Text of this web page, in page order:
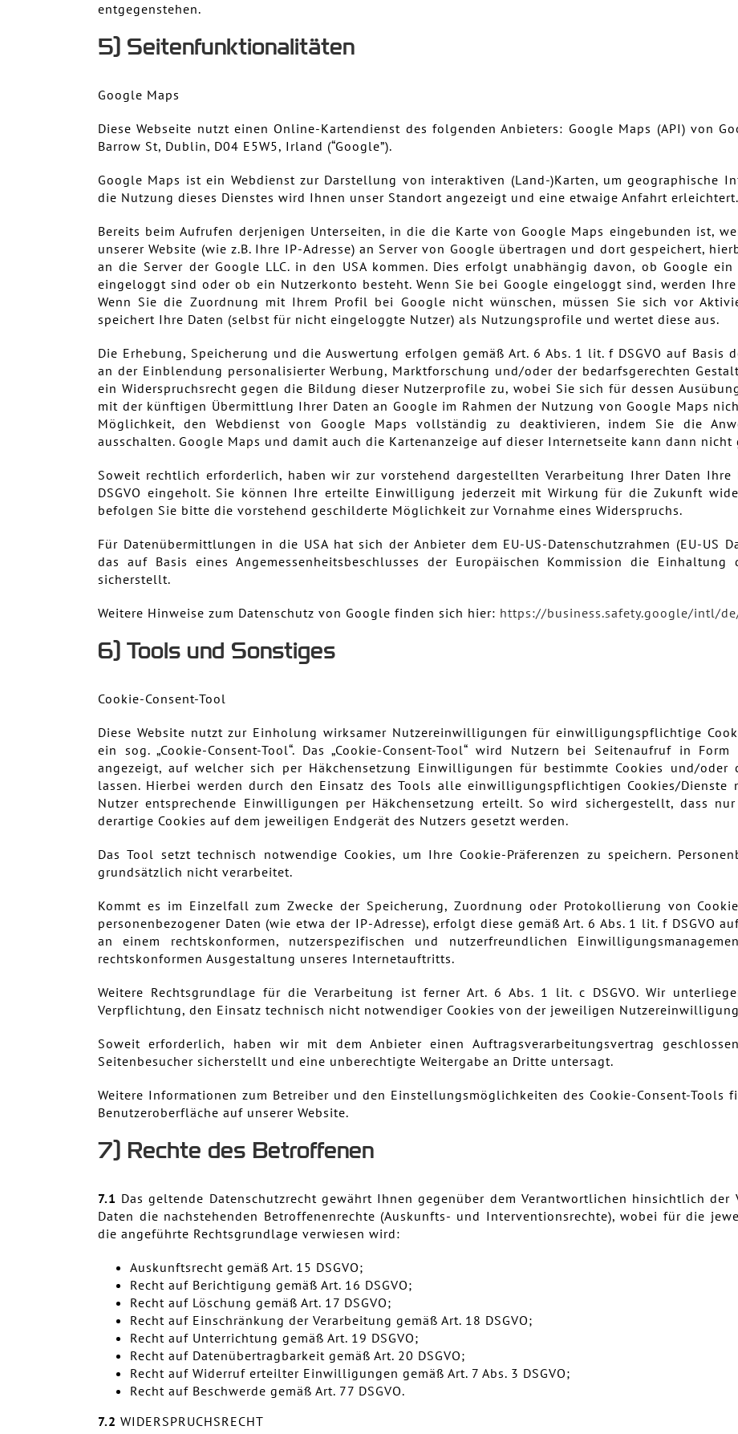
entgegenstehen.
5) Seitenfunktionalitäten
Google Maps
Diese Webseite nutzt einen Online-Kartendienst des folgenden Anbieters: Google Maps (API) von
Barrow St, Dublin, D04 E5W5, Irland (“Google”).
Google Maps ist ein Webdienst zur Darstellung von interaktiven (Land-)Karten, um geographische
die Nutzung dieses Dienstes wird Ihnen unser Standort angezeigt und eine etwaige Anfahrt erleichtert.
Bereits beim Aufrufen derjenigen Unterseiten, in die die Karte von Google Maps eingebunden ist,
unserer Website (wie z.B. Ihre IP-Adresse) an Server von Google übertragen und dort gespeichert,
an die Server der Google LLC. in den USA kommen. Dies erfolgt unabhängig davon, ob Google
eingeloggt sind oder ob ein Nutzerkonto besteht. Wenn Sie bei Google eingeloggt sind, werden
Wenn Sie die Zuordnung mit Ihrem Profil bei Google nicht wünschen, müssen Sie sich vor
speichert Ihre Daten (selbst für nicht eingeloggte Nutzer) als Nutzungsprofile und wertet diese aus.
Die Erhebung, Speicherung und die Auswertung erfolgen gemäß Art. 6 Abs. 1 lit. f DSGVO auf Basis
an der Einblendung personalisierter Werbung, Marktforschung und/oder der bedarfsgerechten
ein Widerspruchsrecht gegen die Bildung dieser Nutzerprofile zu, wobei Sie sich für dessen
mit der künftigen Übermittlung Ihrer Daten an Google im Rahmen der Nutzung von Google Maps
Möglichkeit, den Webdienst von Google Maps vollständig zu deaktivieren, indem Sie die
ausschalten. Google Maps und damit auch die Kartenanzeige auf dieser Internetseite kann dann nicht
Soweit rechtlich erforderlich, haben wir zur vorstehend dargestellten Verarbeitung Ihrer Daten
DSGVO eingeholt. Sie können Ihre erteilte Einwilligung jederzeit mit Wirkung für die Zukunft
befolgen Sie bitte die vorstehend geschilderte Möglichkeit zur Vornahme eines Widerspruchs.
Für Datenübermittlungen in die USA hat sich der Anbieter dem EU-US-Datenschutzrahmen (EU-US
das auf Basis eines Angemessenheitsbeschlusses der Europäischen Kommission die Einhaltung
sicherstellt.
Weitere Hinweise zum Datenschutz von Google finden sich hier: https://business.safety.google/intl/de
6) Tools und Sonstiges
Cookie-Consent-Tool
Diese Website nutzt zur Einholung wirksamer Nutzereinwilligungen für einwilligungspflichtige
ein sog. „Cookie-Consent-Tool“. Das „Cookie-Consent-Tool“ wird Nutzern bei Seitenaufruf in
angezeigt, auf welcher sich per Häkchensetzung Einwilligungen für bestimmte Cookies und/oder
lassen. Hierbei werden durch den Einsatz des Tools alle einwilligungspflichtigen Cookies/
Nutzer entsprechende Einwilligungen per Häkchensetzung erteilt. So wird sichergestellt, dass
derartige Cookies auf dem jeweiligen Endgerät des Nutzers gesetzt werden.
Das Tool setzt technisch notwendige Cookies, um Ihre Cookie-Präferenzen zu speichern.
grundsätzlich nicht verarbeitet.
Kommt es im Einzelfall zum Zwecke der Speicherung, Zuordnung oder Protokollierung von
personenbezogener Daten (wie etwa der IP-Adresse), erfolgt diese gemäß Art. 6 Abs. 1 lit. f DSGVO
an einem rechtskonformen, nutzerspezifischen und nutzerfreundlichen
rechtskonformen Ausgestaltung unseres Internetauftritts.
Weitere Rechtsgrundlage für die Verarbeitung ist ferner Art. 6 Abs. 1 lit. c DSGVO. Wir
Verpflichtung, den Einsatz technisch nicht notwendiger Cookies von der jeweiligen
Soweit erforderlich, haben wir mit dem Anbieter einen Auftragsverarbeitungsvertrag
Seitenbesucher sicherstellt und eine unberechtigte Weitergabe an Dritte untersagt.
Weitere Informationen zum Betreiber und den Einstellungsmöglichkeiten des Cookie-Consent-Tools
Benutzeroberfläche auf unserer Website.
7) Rechte des Betroffenen
7.1 Das geltende Datenschutzrecht gewährt Ihnen gegenüber dem Verantwortlichen hinsichtlich der
Daten die nachstehenden Betroffenenrechte (Auskunfts- und Interventionsrechte), wobei für die
die angeführte Rechtsgrundlage verwiesen wird:
Auskunftsrecht gemäß Art. 15 DSGVO;
Recht auf Berichtigung gemäß Art. 16 DSGVO;
Recht auf Löschung gemäß Art. 17 DSGVO;
Recht auf Einschränkung der Verarbeitung gemäß Art. 18 DSGVO;
Recht auf Unterrichtung gemäß Art. 19 DSGVO;
Recht auf Datenübertragbarkeit gemäß Art. 20 DSGVO;
Recht auf Widerruf erteilter Einwilligungen gemäß Art. 7 Abs. 3 DSGVO;
Recht auf Beschwerde gemäß Art. 77 DSGVO.
7.2 WIDERSPRUCHSRECHT